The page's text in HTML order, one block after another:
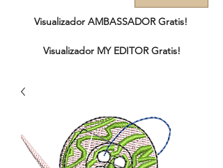
Visualizador AMBASSADOR Gratis!
Visualizador MY EDITOR Gratis!